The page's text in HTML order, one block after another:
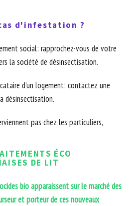
d'infestation ?
social: rapprochez-vous de votre
la société de désinsectisation.
d’un logement: contactez une
désinsectisation.
pas chez les particuliers,
ÉCO
DE LIT
bio apparaissent sur le marché des
et porteur de ces nouveaux